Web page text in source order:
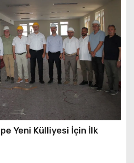
Yeni Külliyesi İçin İlk